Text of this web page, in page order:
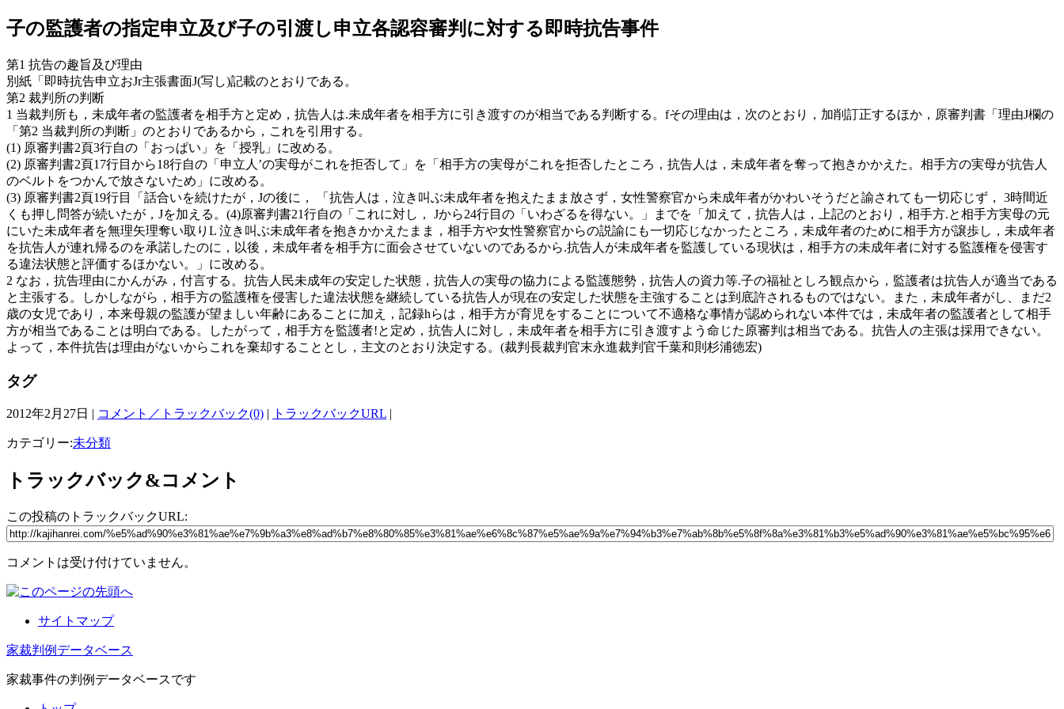
子の監護者の指定申立及び子の引渡し申立各認容審判に対する即時抗告事件
第1 抗告の趣旨及び理由
別紙「即時抗告申立おJr主張書面J(写し)記載のとおりである。
第2 裁判所の判断
1 当裁判所も，未成年者の監護者を相手方と定め，抗告人は.未成年者を相手方に引き渡すのが相当である判断する。fその理由は，次のとおり，加削訂正するほか，原審判書「理由J欄の
「第2 当裁判所の判断」のとおりであるから，これを引用する。
(1) 原審判書2頁3行自の「おっぱい」を「授乳」に改める。
(2) 原審判書2頁17行目から18行自の「申立人’の実母がこれを拒否して」を「相手方の実母がこれを拒否したところ，抗告人は，未成年者を奪って抱きかかえた。相手方の実母が抗告人
のベルトをつかんで放さないため」に改める。
(3) 原審判書2頁19行目「話合いを続けたが，Jの後に， 「抗告人は，泣き叫ぶ未成年者を抱えたまま放さず，女性警察官から未成年者がかわいそうだと諭されても一切応じず， 3時間近
くも押し問答が続いたが，Jを加える。(4)原審判書21行自の「これに対し， Jから24行目の「いわざるを得ない。」までを「加えて，抗告人は，上記のとおり，相手方.と相手方実母の元
にいた未成年者を無理矢理奪い取りL 泣き叫ぶ未成年者を抱きかかえたまま，相手方や女性警察官からの説諭にも一切応じなかったところ，未成年者のために相手方が譲歩し，未成年者
を抗告人が連れ帰るのを承諾したのに，以後，未成年者を相手方に面会させていないのであるから.抗告人が未成年者を監護している現状は，相手方の未成年者に対する監護権を侵害す
る違法状態と評価するほかない。」に改める。
2 なお，抗告理由にかんがみ，付言する。抗告人民未成年の安定した状態，抗告人の実母の協力による監護態勢，抗告人の資力等.子の福祉としろ観点から，監護者は抗告人が適当である
と主張する。しかしながら，相手方の監護権を侵害した違法状態を継続している抗告人が現在の安定した状態を主強することは到底許されるものではない。また，未成年者がし、まだ2
歳の女児であり，本来母親の監護が望ましい年齢にあることに加え，記録hらは，相手方が育児をすることについて不適格な事情が認められない本件では，未成年者の監護者として相手
方が相当であることは明白である。したがって，相手方を監護者!と定め，抗告人に対し，未成年者を相手方に引き渡すよう命じた原審判は相当である。抗告人の主張は採用できない。
よって，本件抗告は理由がないからこれを棄却することとし，主文のとおり決定する。(裁判長裁判官末永進裁判官千葉和則杉浦徳宏)
タグ
2012年2月27日 | コメント／トラックバック(0) | トラックバックURL |
カテゴリー:未分類
トラックバック&コメント
この投稿のトラックバックURL:
コメントは受け付けていません。
サイトマップ
家裁判例データベース
家裁事件の判例データベースです